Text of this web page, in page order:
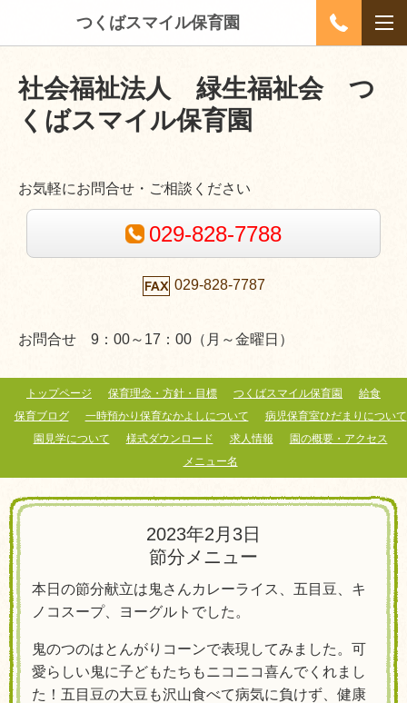
つくばスマイル保育園
社会福祉法人 緑生福祉会 つ
くばスマイル保育園
お気軽にお問合せ・ご相談ください
029-828-7788
029-828-7787
お問合せ 9：00～17：00（月～金曜日）
トップページ 保育理念・方針・目標 つくばスマイル保育園
給食
保育ブログ
一時預かり保育なかよしについて
病児保育室ひだまりについて
園見学について
様式ダウンロード 求人情報
園の概要・アクセス
メニュー名
2023年2月3日
節分メニュー
本日の節分献立は鬼さんカレーライス、五目豆、キ
ノコスープ、ヨーグルトでした。
鬼のつのはとんがりコーンで表現してみました。可
愛らしい鬼に子どもたちもニコニコ喜んでくれまし
た！五目豆の大豆も沢山食べて病気に負けず、健康